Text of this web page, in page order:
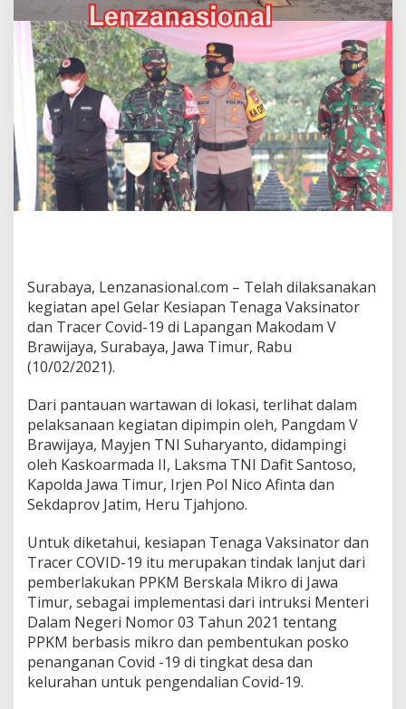
g
k
a
t
R
T
/
R
W
,
K
a
p
J
a
t
i
m
a
t
A
p
e
l
G
a
r
P
a
u
k
a
n
Surabaya, Lenzanasional.com – Telah dilaksanakan
kegiatan apel Gelar Kesiapan Tenaga Vaksinator
dan Tracer Covid-19 di Lapangan Makodam V
Brawijaya, Surabaya, Jawa Timur, Rabu
(10/02/2021).
Dari pantauan wartawan di lokasi, terlihat dalam
pelaksanaan kegiatan dipimpin oleh, Pangdam V
Brawijaya, Mayjen TNI Suharyanto, didampingi
oleh Kaskoarmada II, Laksma TNI Dafit Santoso,
Kapolda Jawa Timur, Irjen Pol Nico Afinta dan
Sekdaprov Jatim, Heru Tjahjono.
Untuk diketahui, kesiapan Tenaga Vaksinator dan
Tracer COVID-19 itu merupakan tindak lanjut dari
pemberlakukan PPKM Berskala Mikro di Jawa
Timur, sebagai implementasi dari intruksi Menteri
Dalam Negeri Nomor 03 Tahun 2021 tentang
PPKM berbasis mikro dan pembentukan posko
penanganan Covid -19 di tingkat desa dan
kelurahan untuk pengendalian Covid-19.